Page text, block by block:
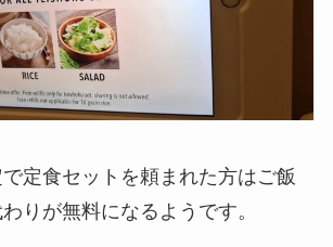
定食セットを頼まれた方はご飯
りが無料になるようです。